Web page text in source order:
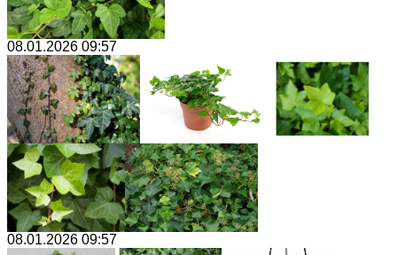
08.01.2026 09:57
08.01.2026 09:57